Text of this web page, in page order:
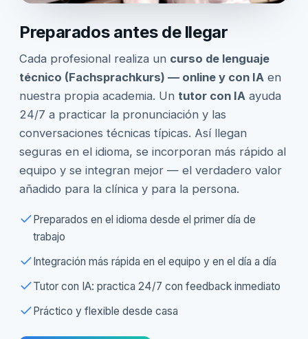
Preparados antes de llegar
Cada profesional realiza un curso de lenguaje
técnico (Fachsprachkurs) — online y con IA en
nuestra propia academia. Un tutor con IA ayuda
24/7 a practicar la pronunciación y las
conversaciones técnicas típicas. Así llegan
seguras en el idioma, se incorporan más rápido al
equipo y se integran mejor — el verdadero valor
añadido para la clínica y para la persona.
Preparados en el idioma desde el primer día de
trabajo
Integración más rápida en el equipo y en el día a día
Tutor con IA: practica 24/7 con feedback inmediato
Práctico y flexible desde casa